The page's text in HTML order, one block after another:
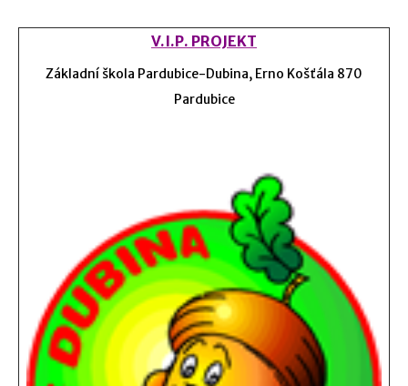
V.I.P. PROJEKT
Základní škola Pardubice-Dubina, Erno Košťála 870
Pardubice